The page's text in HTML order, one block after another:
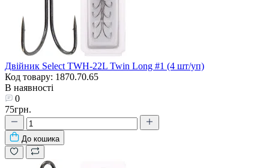
Двійник Select TWH-22L Twin Long #1 (4 шт/уп)
Код товару: 1870.70.65
В наявності
0
75грн.
До кошика